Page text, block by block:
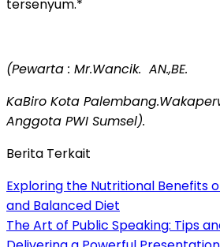
tersenyum.*
(Pewarta : Mr.Wancik. AN.,BE.
KaBiro Kota
Anggota PWI Sumsel).
Berita Terkait
Exploring the Nutritional Benefits
and Balanced Diet
The Art of Public Speaking: Tips